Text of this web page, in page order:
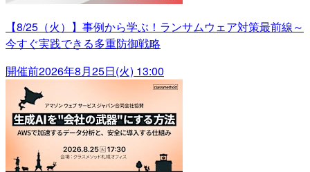
【8/25（火）】事例から学ぶ！ランサムウェア対策最前線～
今すぐ実践できる多重防御戦略
開催前2026年8月25日(火) 13:00